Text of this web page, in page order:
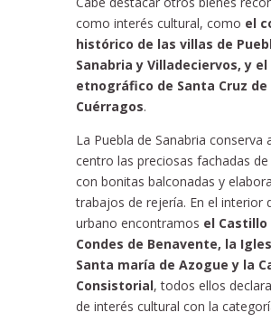
como interés cultural, como el
histórico de las villas de
Sanabria y Villadeciervos, y
etnográfico de Santa Cruz de
Cuérragos.
La Puebla de Sanabria conserva
centro las preciosas fachadas de
con bonitas balconadas y
trabajos de rejería. En el interior
urbano encontramos el Castillo
Condes de Benavente, la
Santa maría de Azogue y la
Consistorial, todos ellos
de interés cultural con la